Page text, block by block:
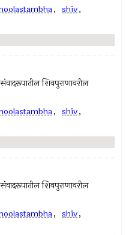
, shiv,
शिवपुराणावरील
, shiv,
शिवपुराणावरील
, shiv,